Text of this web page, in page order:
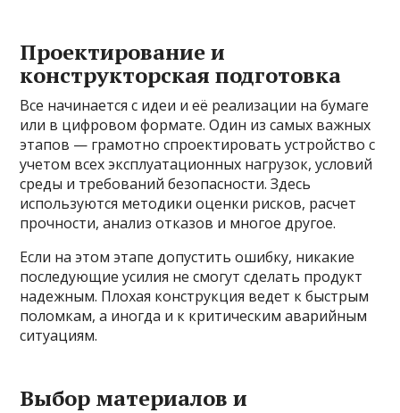
Проектирование и
конструкторская подготовка
Все начинается с идеи и её реализации на бумаге
или в цифровом формате. Один из самых важных
этапов — грамотно спроектировать устройство с
учетом всех эксплуатационных нагрузок, условий
среды и требований безопасности. Здесь
используются методики оценки рисков, расчет
прочности, анализ отказов и многое другое.
Если на этом этапе допустить ошибку, никакие
последующие усилия не смогут сделать продукт
надежным. Плохая конструкция ведет к быстрым
поломкам, а иногда и к критическим аварийным
ситуациям.
Выбор материалов и